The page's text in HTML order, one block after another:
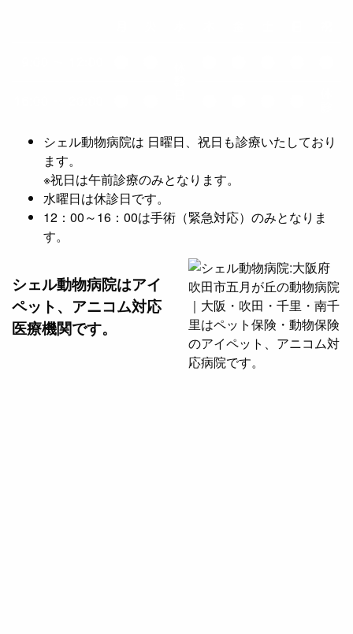
シェル動物病院は 日曜日、祝日も診療いたしており
ます。
※祝日は午前診療のみとなります。
水曜日は休診日です。
12：00～16：00は手術（緊急対応）のみとなりま
す。
シェル動物病院はアイ
ペット、アニコム対応
医療機関です。